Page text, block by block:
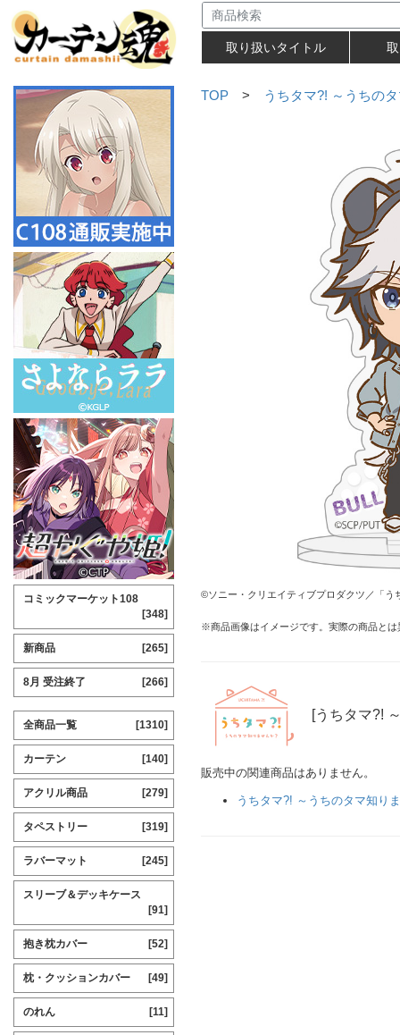
取り扱いタイトル
TOP > うちタマ?! ～うちの
©ソニー・クリエイティブプロダクツ／「う
※商品画像はイメージです。実際の商品と
[うちタマ?!
販売中の関連商品はありません。
うちタマ?! ～うちのタマ知り
コミックマーケット108
[348]
新商品 [265]
8月 受注終了 [266]
全商品一覧 [1310]
カーテン [140]
アクリル商品 [279]
タペストリー [319]
ラバーマット [245]
スリーブ＆デッキケース
[91]
抱き枕カバー [52]
枕・クッションカバー [49]
のれん [11]